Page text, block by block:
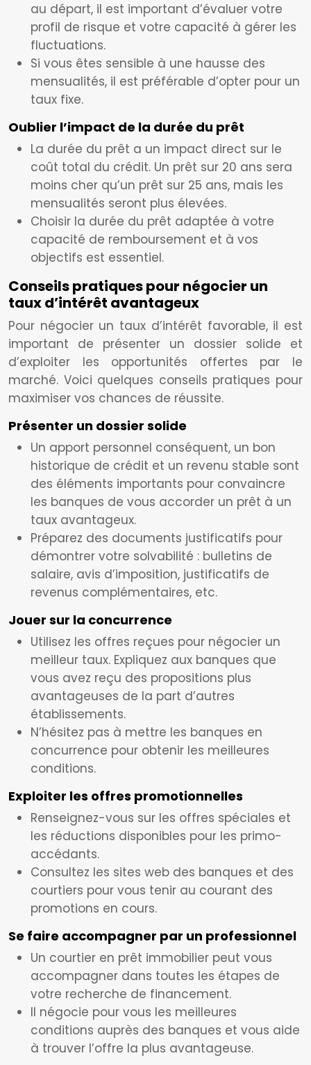
au départ, il est important d’évaluer votre
profil de risque et votre capacité à gérer les
fluctuations.
Si vous êtes sensible à une hausse des
mensualités, il est préférable d’opter pour un
taux fixe.
Oublier l’impact de la durée du prêt
La durée du prêt a un impact direct sur le
coût total du crédit. Un prêt sur 20 ans sera
moins cher qu’un prêt sur 25 ans, mais les
mensualités seront plus élevées.
Choisir la durée du prêt adaptée à votre
capacité de remboursement et à vos
objectifs est essentiel.
Conseils pratiques pour négocier un
taux d’intérêt avantageux
Pour négocier un taux d’intérêt favorable, il est
important de présenter un dossier solide et
d’exploiter les opportunités offertes par le
marché. Voici quelques conseils pratiques pour
maximiser vos chances de réussite.
Présenter un dossier solide
Un apport personnel conséquent, un bon
historique de crédit et un revenu stable sont
des éléments importants pour convaincre
les banques de vous accorder un prêt à un
taux avantageux.
Préparez des documents justificatifs pour
démontrer votre solvabilité : bulletins de
salaire, avis d’imposition, justificatifs de
revenus complémentaires, etc.
Jouer sur la concurrence
Utilisez les offres reçues pour négocier un
meilleur taux. Expliquez aux banques que
vous avez reçu des propositions plus
avantageuses de la part d’autres
établissements.
N’hésitez pas à mettre les banques en
concurrence pour obtenir les meilleures
conditions.
Exploiter les offres promotionnelles
Renseignez-vous sur les offres spéciales et
les réductions disponibles pour les primo-
accédants.
Consultez les sites web des banques et des
courtiers pour vous tenir au courant des
promotions en cours.
Se faire accompagner par un professionnel
Un courtier en prêt immobilier peut vous
accompagner dans toutes les étapes de
votre recherche de financement.
Il négocie pour vous les meilleures
conditions auprès des banques et vous aide
à trouver l’offre la plus avantageuse.